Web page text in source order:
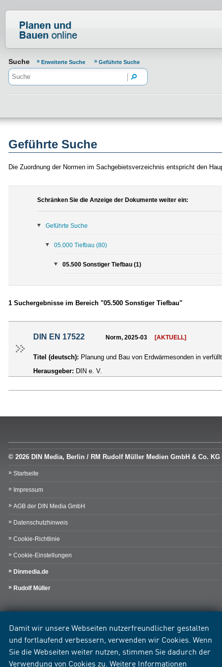
Damit wir unsere Webseiten nutzerfreundlicher gestalten
und fortlaufend verbessern, verwenden wir Cookies. Wenn
Sie die Webseiten weiter nutzen, stimmen Sie dadurch der
Verwendung von Cookies zu. Weitere Informationen
Suche Erweiterte Suche Geführte Suche
Geführte Suche
Die Zuordnung der Normen im Sachgebietsverzeichnis entspricht den
Schränken Sie die Anzeige der Dokumente weiter ein:
Geführte Suche
05.000 Tiefbau (80)
05.500 Sonstiger Tiefbau (1)
1 Suchergebnisse im Bereich "05.500 Sonstiger Tiefbau"
DIN EN 17522 Norm, 2025-03 [AKTUELL]
Titel (deutsch): Planung und Bau von Erdwärmesonden in
Herausgeber: DIN e. V.
© 2026 DIN Media, Berlin / RM Rudolf Müller Medien GmbH & Co. KG
Startseite
Impressum
AGB der DIN Media GmbH
Datenschutzhinweis
Cookie-Richtlinie
Cookie-Einstellungen
Dinmedia.de
Rudolf Müller